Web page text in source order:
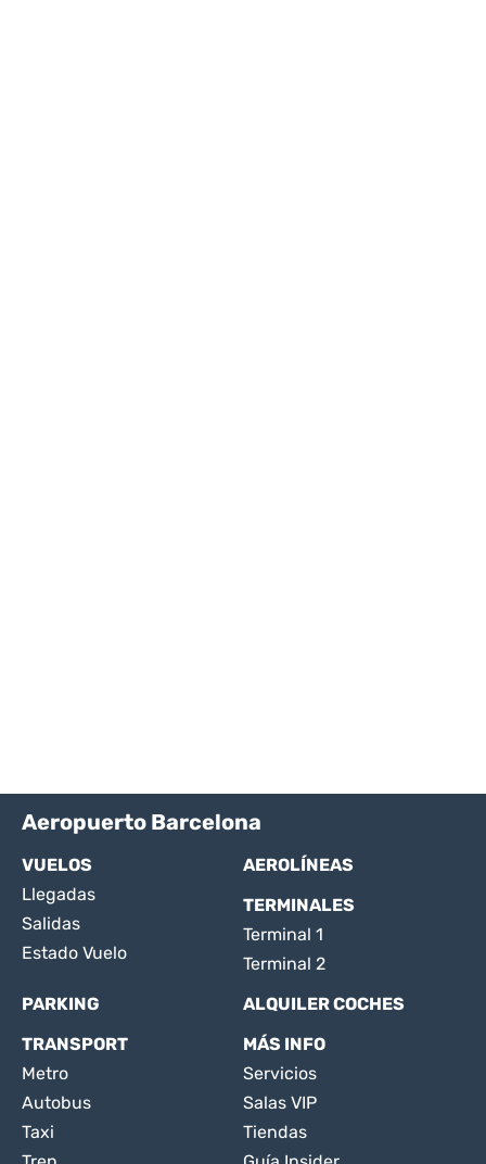
Aeropuerto Barcelona
VUELOS
Llegadas
Salidas
Estado Vuelo
AEROLÍNEAS
TERMINALES
Terminal 1
Terminal 2
PARKING
ALQUILER COCHES
TRANSPORT
Metro
Autobus
Taxi
MÁS INFO
Servicios
Salas VIP
Tiendas